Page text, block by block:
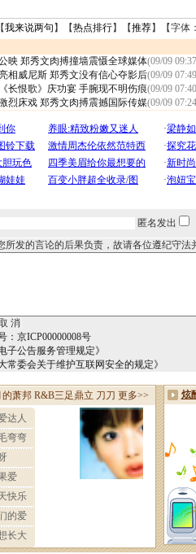
我来说两句 】【热点排行】【推荐】【字体
映 郑秀文肉搏撞墙震慑全球媒体(09/09
相威尼斯 郑秀文没有信心夺影后(09/09
长恨歌》庆功宴 手腕现不明伤痕(09/09
烈床戏 郑秀文肉搏震撼国际传媒(09/09
匿名发出
所发的言论的后果负责，故请各位遵纪守法
：京ICP00000008号
子公告服务管理规定》
常委会关于维护互联网安全的规定》